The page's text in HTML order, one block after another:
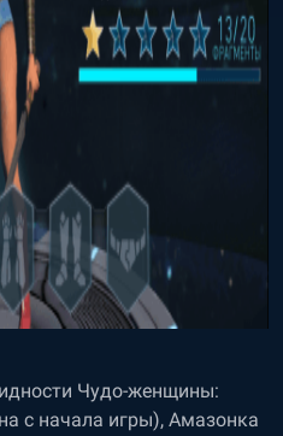
Чудо-женщины:
с начала игры), Амазонка